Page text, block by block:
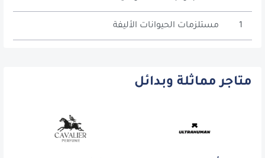
مستلزمات الحيوانات الأليفة
متاجر مماثلة وبدائل